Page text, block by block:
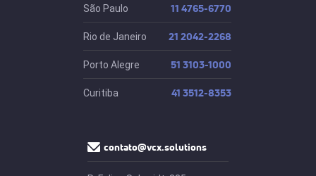
São Paulo 11 4765-6770
Rio de Janeiro 21 2042-2268
Porto Alegre 51 3103-1000
Curitiba 41 3512-8353
contato@vcx.solutions